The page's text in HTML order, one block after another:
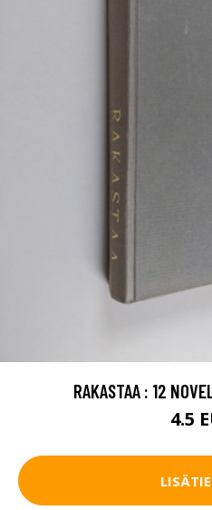
RAKASTAA : 12
4.5